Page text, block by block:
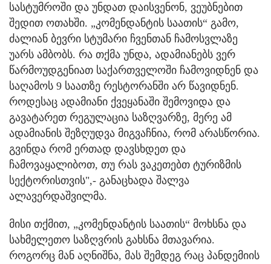
სასტუმროში და უნდათ დაისვენონ, ვეუბნებით
შედით ოთახში. „კომენდანტის საათის“ გამო,
ძალიან ბევრი სტუმარი ჩვენთან ჩამოსვლაზე
უარს ამბობს. რა თქმა უნდა, ადამიანებს ვერ
წარმოუდგენიათ საქართველოში ჩამოვიდნენ და
საღამოს 9 საათზე რესტორანში არ წავიდნენ.
როდესაც ადამიანი ქვეყანაში შემოვიდა და
გავატარეთ რეგულაცია საზღვარზე, მერე ამ
ადამიანის შეზღუდვა მიგვაჩნია, რომ არასწორია.
გვინდა რომ ერთად დავსხდეთ და
ჩამოვაყალიბოთ, თუ რას ვაკეთებთ ტურიზმის
სექტორისთვის",- განაცხადა შალვა
ალავერდაშვილმა.
მისი თქმით, „კომენდანტის საათის“ მოხსნა და
სახმელეთო საზღვრის გახსნა მთავარია.
როგორც მან აღნიშნა, მას შემდეგ რაც პანდემიის